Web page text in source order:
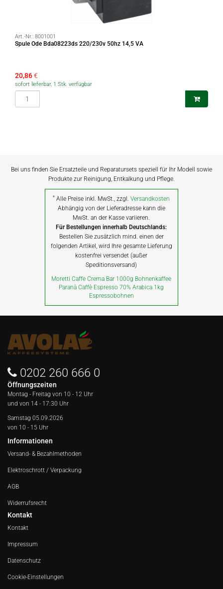
Art.-Nr.: 8001001
Spule Ode Bda08223ds 220/230v 50hz 14,5 VA
20,86€
sofort lieferbar, 1 Stk. verfügbar
Bei uns finden Sie Ersatzteile und Reparatursets speziell für Ihr Modell sowie
Produkte zur Reinigung, Entkalkung und Pflege.
* Alle Preise inkl. MwSt., zzgl.Versandkosten
Abhängig von der Lieferadresse kann die
MwSt. an der Kasse variieren.
Für Bestellungen innerhalb Deutschlands:
Bestellen Sie zusätzlich mind. einen der
folgenden Artikel, wird Ihre gesamte Lieferung
kostenfrei versendet (außer
Speditionsversand)
Moretti Caffe Crema Bar 1000g Bohnenkaffee
Paranà Caffè Espresso 70% Arabica 1kg
Espressobohnen
0202 260 666 0
Öffnungszeiten
Montag - Freitag von 10 - 12 Uhr
und von 14 - 17:30 Uhr
Samstag 05.09.2026
von 10 - 15 Uhr
Informationen
Versand- & Bezahlmethoden
Elektroschrott / Verpackung
AGB
Widerrufsrecht
Kontakt
Kontakt
Impressum
Datenschutz
Cookie-Einstellungen